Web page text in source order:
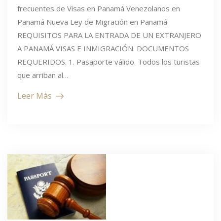
frecuentes de Visas en Panamá Venezolanos en
Panamá Nueva Ley de Migración en Panamá
REQUISITOS PARA LA ENTRADA DE UN EXTRANJERO
A PANAMÁ VISAS E INMIGRACIÓN. DOCUMENTOS
REQUERIDOS. 1. Pasaporte válido. Todos los turistas
que arriban al…
Leer Más